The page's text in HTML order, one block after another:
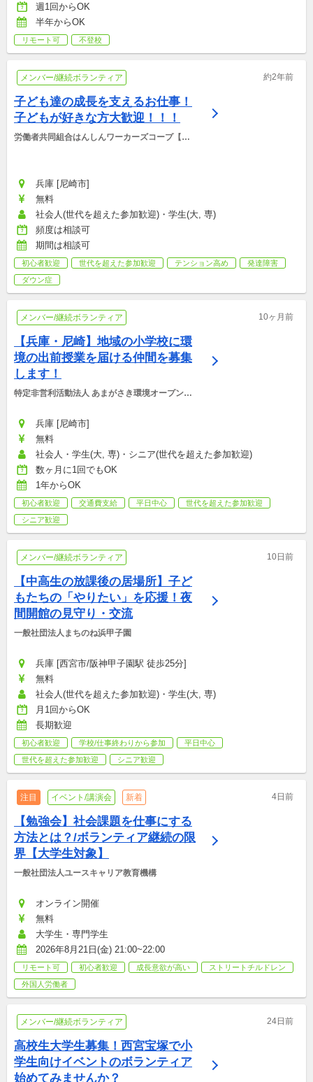
週1回からOK
半年からOK
リモート可 不登校
メンバー/継続ボランティア 約2年前
子ども達の成長を支えるお仕事！
子どもが好きな方大歓迎！！！
労働者共同組合はんしんワーカーズコープ【児
兵庫 [尼崎市]
無料
社会人(世代を超えた参加歓迎)・学生(大, 専)
頻度は相談可
期間は相談可
初心者歓迎 世代を超えた参加歓迎 テンション高め
発達障害
ダウン症
メンバー/継続ボランティア 10ヶ月前
【兵庫・尼崎】地域の小学校に環
境の出前授業を届ける仲間を募集
します！
特定非営利活動法人 あまがさき環境オープンカ
兵庫 [尼崎市]
無料
社会人・学生(大, 専)・シニア(世代を超えた参加歓迎)
数ヶ月に1回でもOK
1年からOK
初心者歓迎 交通費支給 平日中心
世代を超えた参加歓迎
シニア歓迎
メンバー/継続ボランティア 10日前
【中高生の放課後の居場所】子ど
もたちの「やりたい」を応援！夜
間開館の見守り・交流
一般社団法人まちのね浜甲子園
兵庫 [西宮市/阪神甲子園駅 徒歩25分]
無料
社会人(世代を超えた参加歓迎)・学生(大, 専)
月1回からOK
長期歓迎
初心者歓迎 学校/仕事終わりから参加
平日中心
世代を超えた参加歓迎
シニア歓迎
注目 イベント/講演会 新着 4日前
【勉強会】社会課題を仕事にする
方法とは？/ボランティア継続の限
界【大学生対象】
一般社団法人ユースキャリア教育機構
オンライン開催
無料
大学生・専門学生
2026年8月21日(金) 21:00~22:00
リモート可 初心者歓迎 成長意欲が高い
ストリートチルドレン
外国人労働者
メンバー/継続ボランティア 24日前
高校生大学生募集！西宮宝塚で小
学生向けイベントのボランティア
始めてみませんか？